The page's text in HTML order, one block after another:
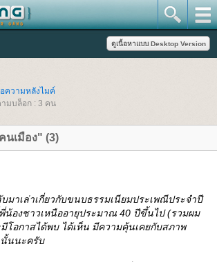
ความหลังไมค์
มบล็อก : 3 คน
นเมือง" (3)
มาเล่าเกี่ยวกับขนบธรรมเนียมประเพณีประจำปี
องชาวเหนืออายุประมาณ 40 ปีขึ้นไป (รวมผม
โอกาสได้พบ ได้เห็น มีความคุ้นเคยกับสภาพ
นนะครับ